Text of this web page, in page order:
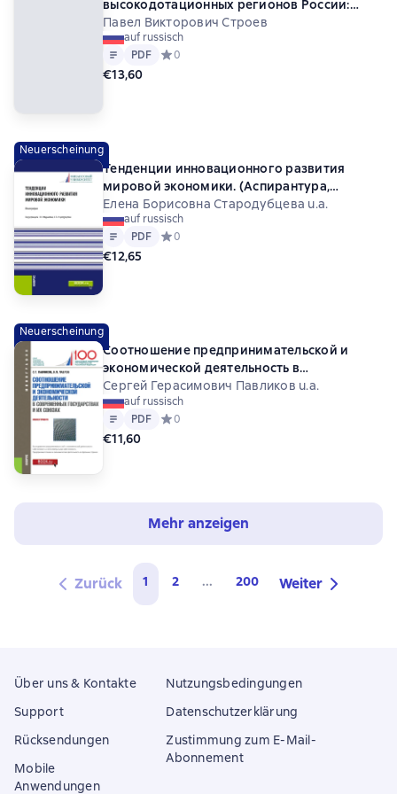
высокодотационных регионов России:
анализ и механизмы повышения.
(Аспирантура, Бакалавриат, Магистратура).
Монография.
Павел Викторович Строев
auf russisch
Text
PDF
PDF Средний рейтинг 0 на основе 0 оценок
0
€13,60
Neuerscheinung
Тенденции инновационного развития
мировой экономики. (Аспирантура,
Бакалавриат, Магистратура). Монография.
Елена Борисовна Стародубцева u.a.
auf russisch
Text
PDF
PDF Средний рейтинг 0 на основе 0 оценок
0
€12,65
Neuerscheinung
Соотношение предпринимательской и
экономической деятельность в
современных государствах и их союзах.
(Магистратура). Монография.
Сергей Герасимович Павликов u.a.
auf russisch
Text
PDF
PDF Средний рейтинг 0 на основе 0 оценок
0
€11,60
Mehr anzeigen
Zurück 1 2 ... 200 Weiter
Über uns & Kontakte
Support
Rücksendungen
Mobile
Anwendungen
Nutzungsbedingungen
Datenschutzerklärung
Zustimmung zum E-Mail-
Abonnement